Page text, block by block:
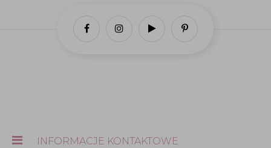
INFORMACJE KONTAKTOWE